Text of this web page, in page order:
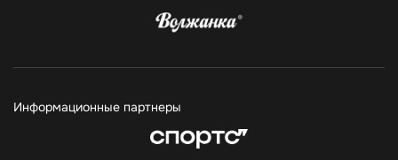
Информационные партнеры